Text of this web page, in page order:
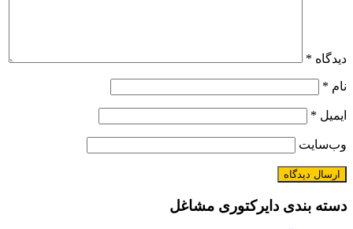
دیدگاه *
نام *
ایمیل *
وب‌سایت
دسته بندی دایرکتوری مشاغل